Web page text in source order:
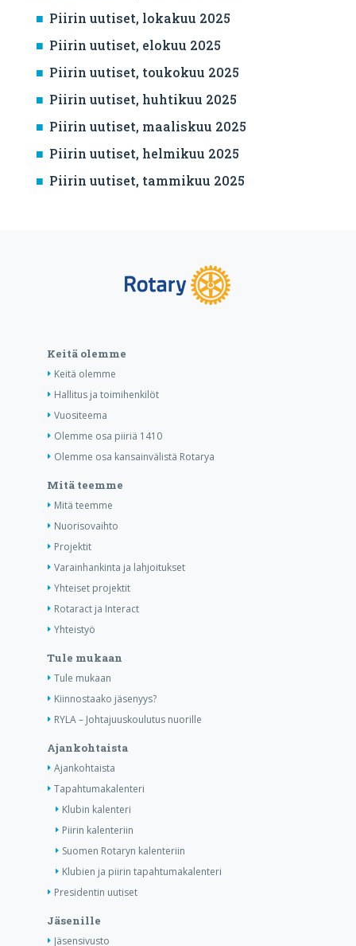
Piirin uutiset, lokakuu 2025
Piirin uutiset, elokuu 2025
Piirin uutiset, toukokuu 2025
Piirin uutiset, huhtikuu 2025
Piirin uutiset, maaliskuu 2025
Piirin uutiset, helmikuu 2025
Piirin uutiset, tammikuu 2025
Keitä olemme
Keitä olemme
Hallitus ja toimihenkilöt
Vuositeema
Olemme osa piiriä 1410
Olemme osa kansainvälistä Rotarya
Mitä teemme
Mitä teemme
Nuorisovaihto
Projektit
Varainhankinta ja lahjoitukset
Yhteiset projektit
Rotaract ja Interact
Yhteistyö
Tule mukaan
Tule mukaan
Kiinnostaako jäsenyys?
RYLA – Johtajuuskoulutus nuorille
Ajankohtaista
Ajankohtaista
Tapahtumakalenteri
Klubin kalenteri
Piirin kalenteriin
Suomen Rotaryn kalenteriin
Klubien ja piirin tapahtumakalenteri
Presidentin uutiset
Jäsenille
Jäsensivusto